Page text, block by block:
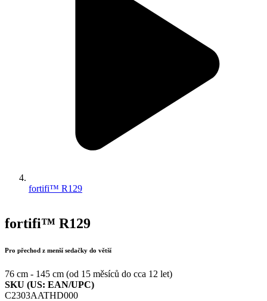
fortifi™ R129
fortifi™ R129
Pro přechod z menší sedačky do větší
76 cm - 145 cm (od 15 měsíců do cca 12 let)
SKU (US: EAN/UPC)
C2303AATHD000